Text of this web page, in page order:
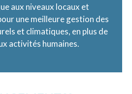
aux niveaux locaux et
une meilleure gestion des
et climatiques, en plus de
activités humaines.